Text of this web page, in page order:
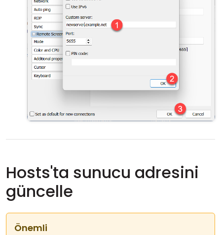
Hosts'ta sunucu adresini
güncelle
Önemli